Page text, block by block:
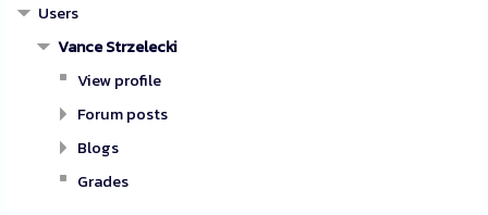
Users
Vance Strzelecki
View profile
Forum posts
Blogs
Grades